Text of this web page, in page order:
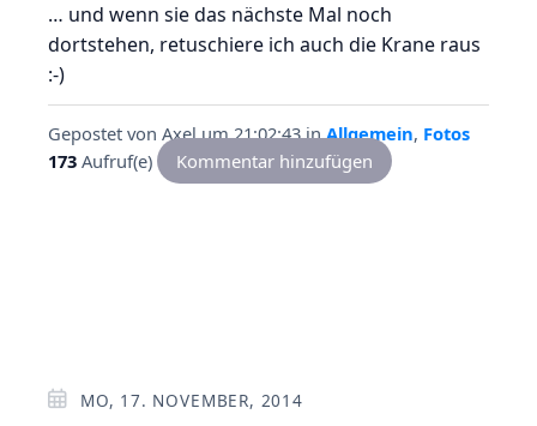
… und wenn sie das nächste Mal noch
dortstehen, retuschiere ich auch die Krane raus
:-)
Gepostet von Axelum 21:02:43inAllgemein, Fotos
173 Aufruf(e) Kommentar hinzufügen
MO, 17. NOVEMBER, 2014